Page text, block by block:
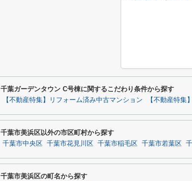
千葉ガーデンタウン C号棟に関するこだわり条件から探す
【不動産特集】リフォーム済み中古マンション 【不動産特集
千葉市美浜区以外の市区町村から探す
千葉市中央区 千葉市花見川区 千葉市稲毛区 千葉市若葉区
千葉市美浜区の町名から探す